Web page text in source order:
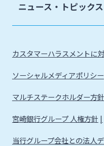
ニュース・トピックス
カスタマーハラスメントに
ソーシャルメディアポリシー
マルチステークホルダー方針
宮崎銀行グループ 人権方針
当行グループ会社との法人